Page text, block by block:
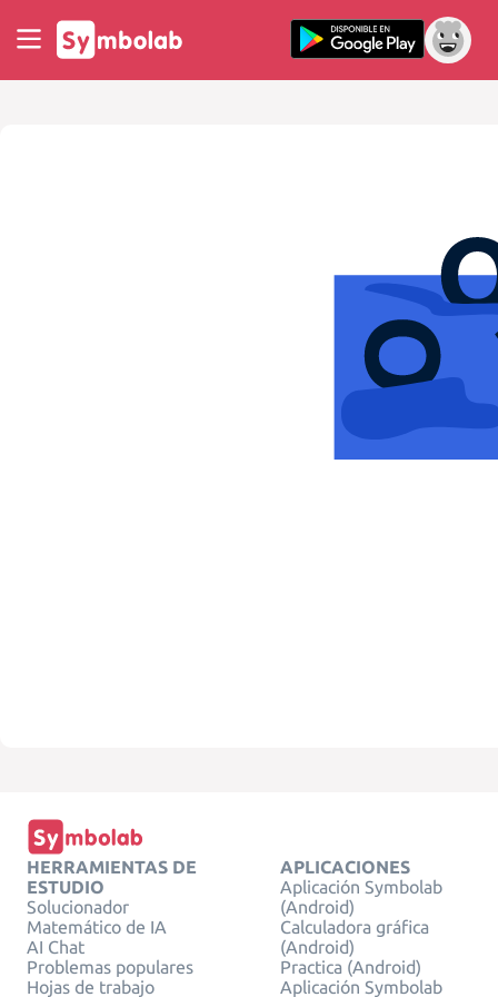
HERRAMIENTAS DE
ESTUDIO
Solucionador
Matemático de IA
AI Chat
Problemas populares
Hojas de trabajo
APLICACIONES
Aplicación Symbolab
(Android)
Calculadora gráfica
(Android)
Practica (Android)
Aplicación Symbolab